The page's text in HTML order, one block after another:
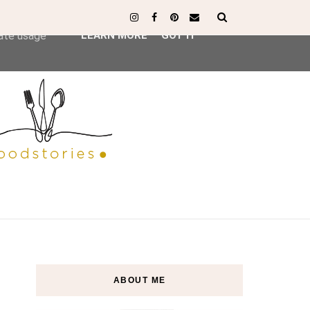
ABOUT ME
agent
usage
LEARN MORE GOT IT